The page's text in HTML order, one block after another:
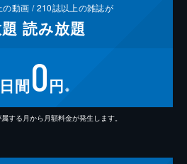
の動画 /210誌以上の雑誌が
読み放題
日間0円 ※
する月から月額料金が発生します。